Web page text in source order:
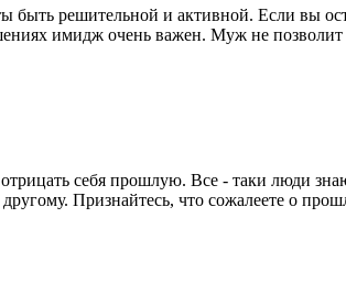
быть решительной и активной. Если вы
имидж очень важен. Муж не позволит
себя прошлую. Все - таки люди
Признайтесь, что сожалеете о